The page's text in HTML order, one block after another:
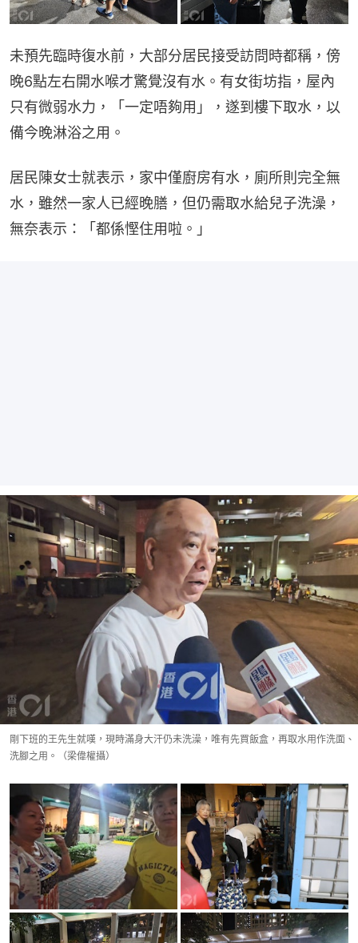
未預先臨時復水前，大部分居民接受訪問時都稱，傍
晚6點左右開水喉才驚覺沒有水。有女街坊指，屋內
只有微弱水力，「一定唔夠用」，遂到樓下取水，以
備今晚淋浴之用。
居民陳女士就表示，家中僅廚房有水，廁所則完全無
水，雖然一家人已經晚膳，但仍需取水給兒子洗澡，
無奈表示：「都係慳住用啦。」
剛下班的王先生就嘆，現時滿身大汗仍未洗澡，唯有先買飯盒，再取水用作洗面、
洗腳之用。（梁偉權攝）